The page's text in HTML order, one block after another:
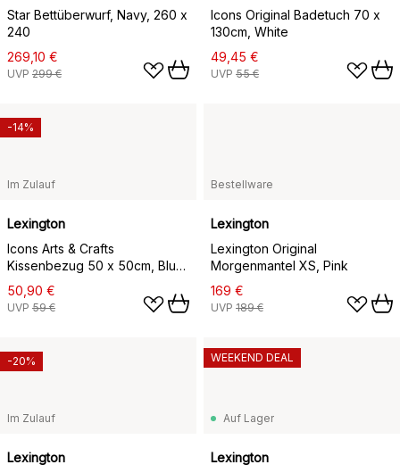
Star Bettüberwurf, Navy, 260 x
240
269,10 €
UVP 299 €
Icons Original Badetuch 70 x
130cm, White
49,45 €
UVP 55 €
Im Zulauf
Lexington
Icons Arts & Crafts
Kissenbezug 50 x 50cm, Blue-
white
50,90 €
UVP 59 €
-14%
Bestellware
Lexington
Lexington Original
Morgenmantel XS, Pink
169 €
UVP 189 €
Im Zulauf
Lexington
-20%
Auf Lager
Lexington
WEEKEND DEAL